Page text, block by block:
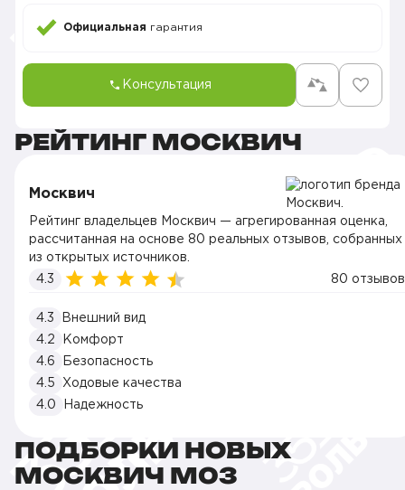
Официальная гарантия
Консультация
РЕЙТИНГ МОСКВИЧ
Москвич
Рейтинг владельцев Москвич — агрегированная оценка,
рассчитанная на основе 80 реальных отзывов, собранных
из открытых источников.
4.3
80 отзывов
4.3
Внешний вид
4.2
Комфорт
4.6
Безопасность
4.5
Ходовые качества
4.0
Надежность
ПОДБОРКИ НОВЫХ
МОСКВИЧ M03